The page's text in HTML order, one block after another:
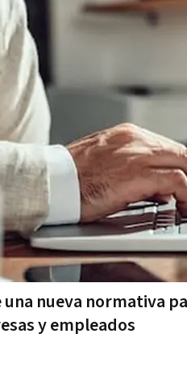
nueva normativa
y empleados